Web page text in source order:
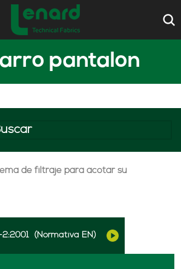
pantalon
de filtraje para acotar su
2:2001 (Normativa EN)